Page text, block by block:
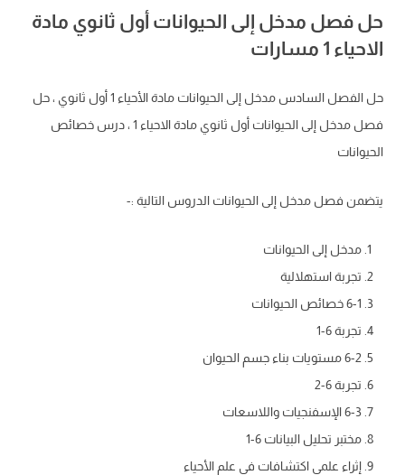
حل فصل مدخل إلى الحيوانات أول ثانوي مادة
الاحياء 1 مسارات
حل الفصل السادس مدخل إلى الحيوانات مادة الأحياء 1 أول ثانوي ، حل
فصل مدخل إلى الحيوانات أول ثانوي مادة الاحياء 1 ، درس خصائص
الحيوانات
يتضمن فصل مدخل إلى الحيوانات الدروس التالية :-
مدخل إلى الحيوانات
تجربة استهلالية
6-1 خصائص الحيوانات
تجربة 6-1
6-2 مستويات بناء جسم الحيوان
تجربة 6-2
6-3 الإسفنجيات واللاسعات
مختبر تحليل البيانات 6-1
إثراء علمي اكتشافات في علم الأحياء